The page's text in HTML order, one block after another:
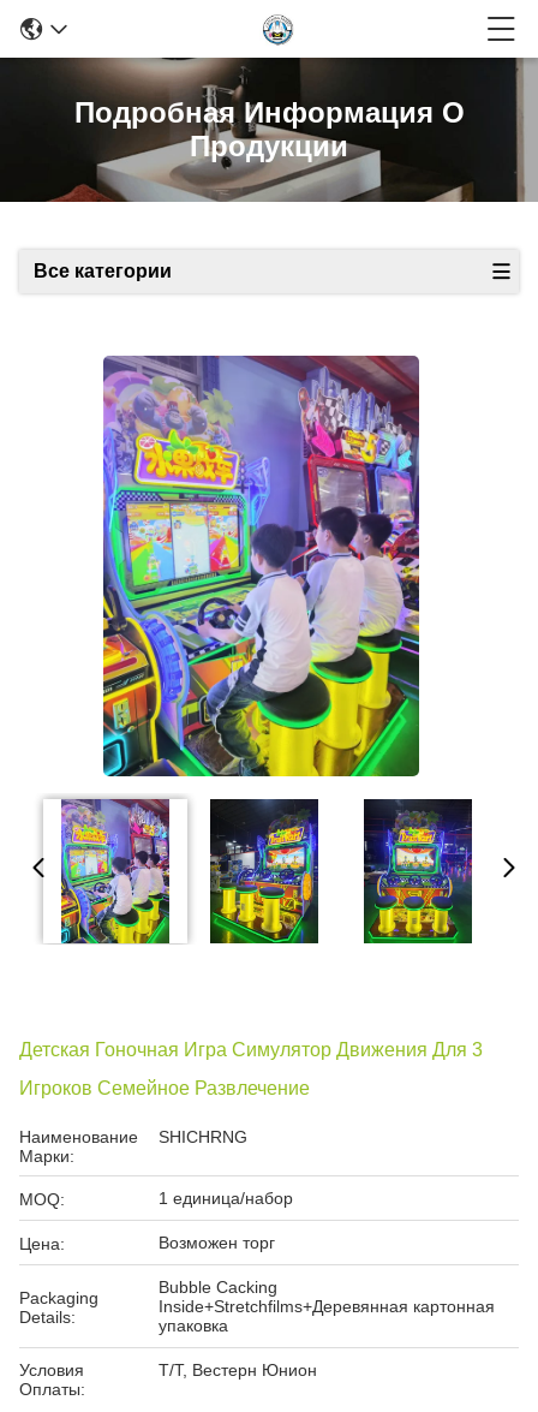
Подробная Информация О
Продукции
Все категории
Детская Гоночная Игра Симулятор Движения Для 3
Игроков Семейное Развлечение
Наименование
Марки:
SHICHRNG
MOQ: 1 единица/набор
Цена: Возможен торг
Packaging
Details:
Bubble Cacking
Inside+Stretchfilms+Деревянная картонная
упаковка
Условия
Оплаты:
Т/Т, Вестерн Юнион